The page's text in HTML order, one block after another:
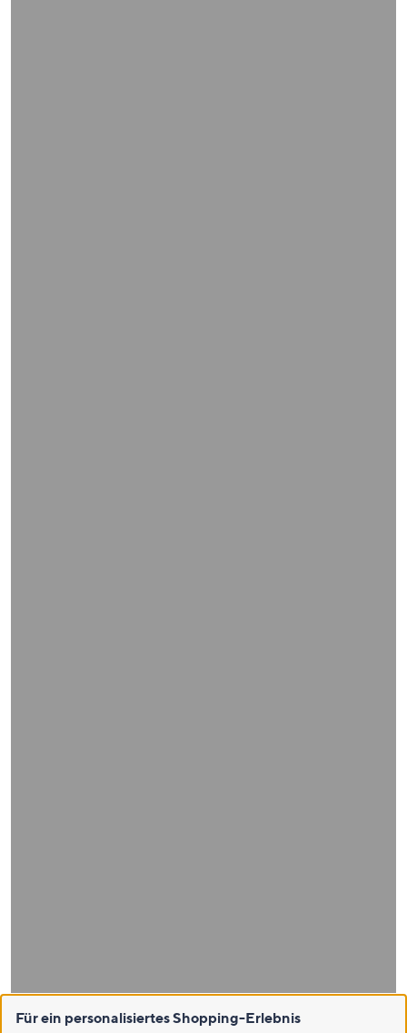
Für ein personalisiertes Shopping-Erlebnis